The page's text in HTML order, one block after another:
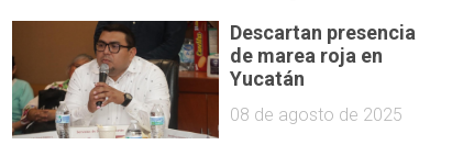
Descartan presencia
de marea roja en
Yucatán
08 de agosto de 2025